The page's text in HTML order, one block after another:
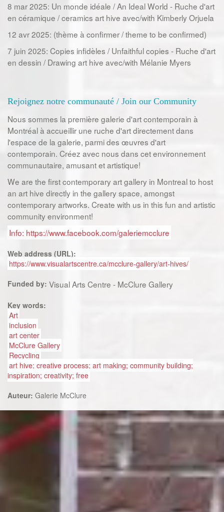
8 mar 2025: Un monde idéale / An Ideal World - Ruche d'art
en céramique / ceramics art hive avec/with Kimberly Orjuela
12 avr 2025: (thème à confirmer / theme to be confirmed)
7 juin 2025: Copies infidèles / Unfaithful copies - Ruche d'art
en dessin / Drawing art hive avec/with Mélanie Myers
Rejoignez notre communauté / Join our Community
Nous sommes la première galerie d'art contemporain à
Montréal à accueillir une ruche d'art directement dans
l'espace de la galerie, parmi des œuvres d'art
contemporain. Créez avec nous dans cet environnement
communautaire, amusant et artistique!
We are the first contemporary art gallery in Montreal to host
an art hive directly in the gallery space, amongst
contemporary artworks. Create with us in this fun and artistic
community environment!
Info: https://www.facebook.com/galeriemcclure
Web address (URL):
https://www.visualartscentre.ca/mcclure-gallery/art-hives/
Funded by: Visual Arts Centre - McClure Gallery
Key words:
Art
inclusion
art center
McClure Gallery
Recycling
art hive; creative process; art making; community building;
inspiration; creativity; free
Auteur: Galerie McClure